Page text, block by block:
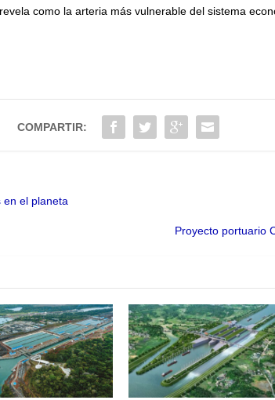
como la arteria más vulnerable del sistema
COMPARTIR:
en el planeta
Proyecto portuario